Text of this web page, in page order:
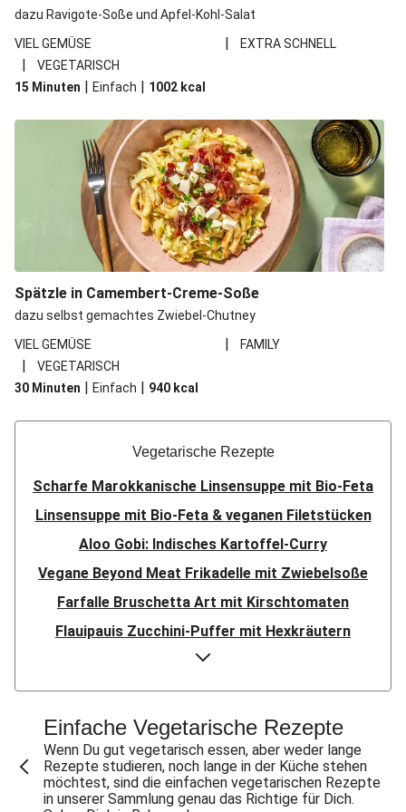
dazu Ravigote-Soße und Apfel-Kohl-Salat
VIEL GEMÜSE
| EXTRA SCHNELL
|
VEGETARISCH
15 Minuten | Einfach | 1002 kcal
Spätzle in Camembert-Creme-Soße
dazu selbst gemachtes Zwiebel-Chutney
VIEL GEMÜSE
| FAMILY
|
VEGETARISCH
30 Minuten | Einfach | 940 kcal
Vegetarische Rezepte
Scharfe Marokkanische Linsensuppe mit Bio-Feta
Linsensuppe mit Bio-Feta & veganen Filetstücken
Aloo Gobi: Indisches Kartoffel-Curry
Vegane Beyond Meat Frikadelle mit Zwiebelsoße
Farfalle Bruschetta Art mit Kirschtomaten
Flauipauis Zucchini-Puffer mit Hexkräutern
Sauerteig-Pinsa mit Ziegenkäse & Birne
Sauerteig-Pinsa mit Bio-Feta & Birne
Indisches Streetfood: Mumbai Pav Bhaji
Aloo Gobi: Indisches Kartoffel-Curry
Flauipauis Zucchini-Puffer mit Hexkräutern
Nepalesisches Linsen Dal Bhat
Einfache Vegetarische Rezepte
Wenn Du gut vegetarisch essen, aber weder lange
Rezepte studieren, noch lange in der Küche stehen
möchtest, sind die einfachen vegetarischen Rezepte
in unserer Sammlung genau das Richtige für Dich.